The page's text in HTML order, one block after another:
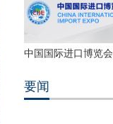
中国国际进口博览会
要闻